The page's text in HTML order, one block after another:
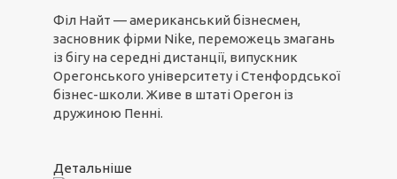
Філ Найт — американський бізнесмен,
засновник фірми Nike, переможець змагань
із бігу на середні дистанції, випускник
Орегонського університету і Стенфордської
бізнес-школи. Живе в штаті Орегон із
дружиною Пенні.
Детальніше